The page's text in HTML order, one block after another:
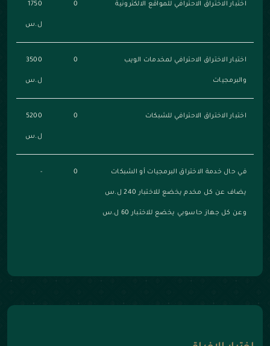
اختبار الاختراق الاحترافي للمواقع الالكترونية 0
1750
ل.س
اختبار الاختراق الاحترافي لمخدمات الويب
والبرمجيات
0
3500
ل.س
اختبار الاختراق الاحترافي للشبكات 0
5200
ل.س
في حال خدمة الاختراق البرمجيات أو الشبكات
يضاف عن كل مخدم يخضع للاختبار 240 ل.س
وعن كل جهاز حاسوبي يخضع للاختبار 60 ل.س
0
-